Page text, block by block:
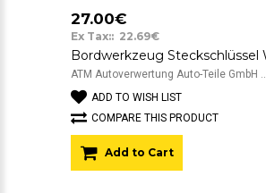
27.00€
Ex Tax:: 22.69€
ATM Autoverwertung Auto-Teile GmbH ..
ADD TO WISH LIST
COMPARE THIS PRODUCT
Add to Cart